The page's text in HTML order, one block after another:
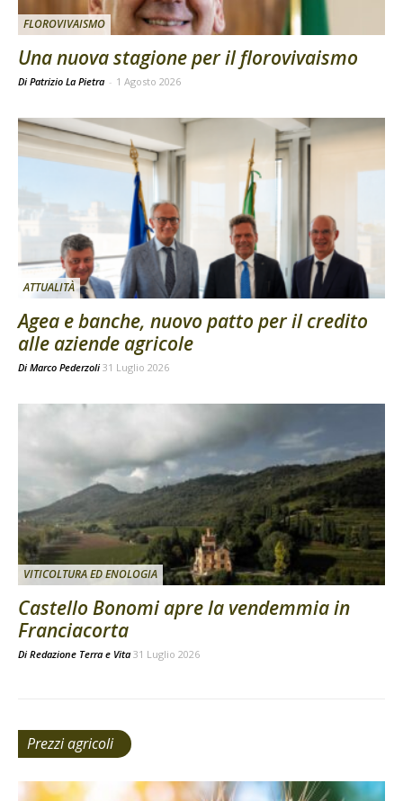
FLOROVIVAISMO
Una nuova stagione per il florovivaismo
Di Patrizio La Pietra - 1 Agosto 2026
ATTUALITÀ
Agea e banche, nuovo patto per il credito
alle aziende agricole
Di Marco Pederzoli 31 Luglio 2026
VITICOLTURA ED ENOLOGIA
Castello Bonomi apre la vendemmia in
Franciacorta
Di Redazione Terra e Vita 31 Luglio 2026
Prezzi agricoli